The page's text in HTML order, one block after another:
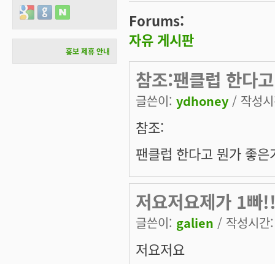
Forums:
자유 게시판
참조:팬클럽 한다
글쓴이: ydhoney / 작성
참조:
팬클럽 한다고 뭔가 좋
저요저요제가 1빠
글쓴이: galien / 작성시
저요저요
Login with Google
Login with GitHub
Login with Naver
홍보 제휴 안내